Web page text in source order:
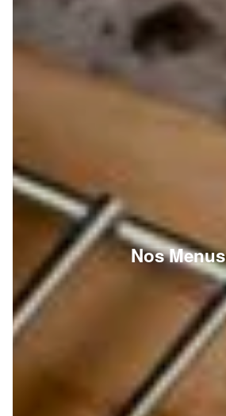
Nos Menus